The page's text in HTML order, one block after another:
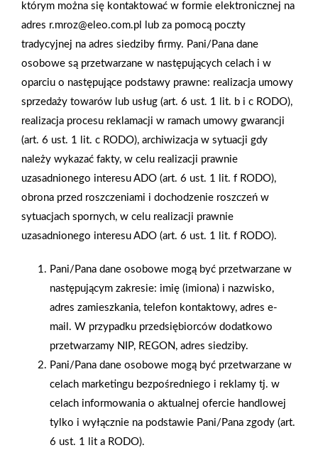
2026-01-15
Grupa PSB Handel S.A.
firmowa eSkarbonka na
rzecz gastroenterologii
dziecięcej
2026-01-12
Zacisze S.A. dołącza do
rok strategicznym
otwarciem po
rebrandingu
którym można się kontaktować w formie elektronicznej na
adres r.mroz@eleo.com.pl lub za pomocą poczty
tradycyjnej na adres siedziby firmy. Pani/Pana dane
osobowe są przetwarzane w następujących celach i w
oparciu o następujące podstawy prawne: realizacja umowy
sprzedaży towarów lub usług (art. 6 ust. 1 lit. b i c RODO),
realizacja procesu reklamacji w ramach umowy gwarancji
(art. 6 ust. 1 lit. c RODO), archiwizacja w sytuacji gdy
należy wykazać fakty, w celu realizacji prawnie
uzasadnionego interesu ADO (art. 6 ust. 1 lit. f RODO),
obrona przed roszczeniami i dochodzenie roszczeń w
sytuacjach spornych, w celu realizacji prawnie
uzasadnionego interesu ADO (art. 6 ust. 1 lit. f RODO).
Pani/Pana dane osobowe mogą być przetwarzane w
następującym zakresie: imię (imiona) i nazwisko,
adres zamieszkania, telefon kontaktowy, adres e-
mail. W przypadku przedsiębiorców dodatkowo
przetwarzamy NIP, REGON, adres siedziby.
Pani/Pana dane osobowe mogą być przetwarzane w
celach marketingu bezpośredniego i reklamy tj. w
celach informowania o aktualnej ofercie handlowej
tylko i wyłącznie na podstawie Pani/Pana zgody (art.
6 ust. 1 lit a RODO).